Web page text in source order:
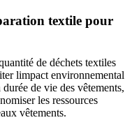
textile pour
de déchets textiles
limpact environnemental
de vie des vêtements,
les ressources
vêtements.